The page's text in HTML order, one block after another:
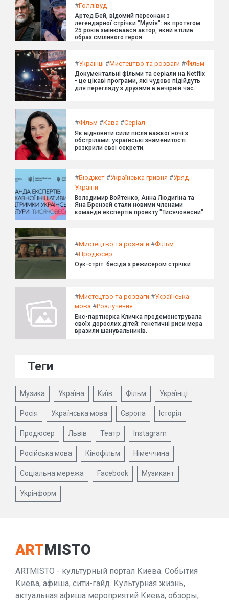
#Голлівуд
Артед Бей, відомий персонаж з
легендарної стрічки "Мумія": як протягом
25 років змінювався актор, який втілив
образ сміливого героя.
#Українці #Мистецтво та розваги #Фільм
Документальні фільми та серіали на Netflix
- це цікаві програми, які чудово підійдуть
для перегляду з друзями в вечірній час.
#Фільм #Кава #Серіал
Як відновити сили після важкої ночі з
обстрілами: українські знаменитості
розкрили свої секрети.
#Бюджет #Українська гривня #Уряд
України
Володимир Войтенко, Анна Людигіна та
Яна Брензей стали новими членами
команди експертів проекту "Тисячовесни".
#Мистецтво та розваги #Фільм
#Продюсер
Оук-стріт: бесіда з режисером стрічки
#Мистецтво та розваги #Українська
мова #Розлучення
Екс-партнерка Кличка продемонструвала
своїх дорослих дітей: генетичні риси мера
вразили шанувальників.
Теги
Музика Україна Київ Фільм Українці
Росія Українська мова Європа Історія
Продюсер Львів Театр Instagram
Російська мова Кінофільм Німеччина
Соціальна мережа Facebook Музикант
Укрінформ
ARTMISTO
ARTMISTO - культурный портал Киева. События
Киева, афиша, сити-гайд. Культурная жизнь,
актуальная афиша мероприятий Киева, обзоры,